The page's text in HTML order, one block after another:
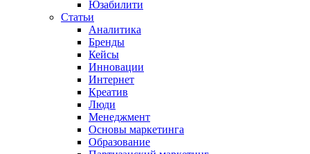
Юзабилити
Статьи
Аналитика
Бренды
Кейсы
Инновации
Интернет
Креатив
Люди
Менеджмент
Основы маркетинга
Образование